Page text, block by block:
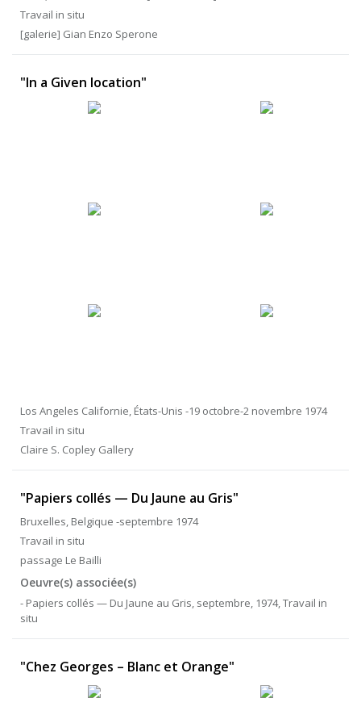
Travail in situ
[galerie] Gian Enzo Sperone
"In a Given location"
Los Angeles Californie, États-Unis -19 octobre-2 novembre 1974
Travail in situ
Claire S. Copley Gallery
"Papiers collés — Du Jaune au Gris"
Bruxelles, Belgique -septembre 1974
Travail in situ
passage Le Bailli
Oeuvre(s) associée(s)
- Papiers collés — Du Jaune au Gris, septembre, 1974, Travail in
situ
"Chez Georges – Blanc et Orange"